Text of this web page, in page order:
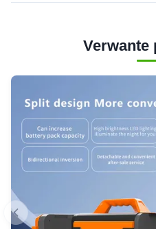
Verwante